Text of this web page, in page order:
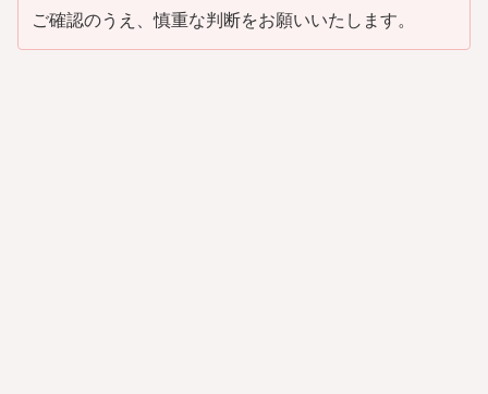
ご確認のうえ、慎重な判断をお願いいたします。